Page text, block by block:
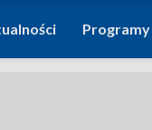
Programy